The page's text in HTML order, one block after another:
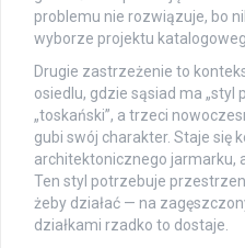
problemu nie rozwiązuje, bo
wyborze projektu
Drugie zastrzeżenie to
osiedlu, gdzie sąsiad ma „styl
„toskański”, a trzeci
gubi swój charakter. Staje się
architektonicznego jarmarku,
Ten styl potrzebuje
żeby działać — na
działkami rzadko to dostaje.